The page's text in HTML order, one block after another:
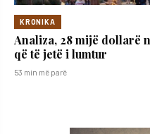
KRONIKA
Analiza, 28 mijë dollarë
që të jetë i lumtur
53 min më parë